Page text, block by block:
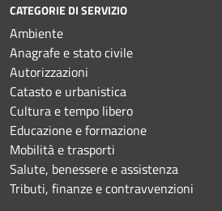
CATEGORIE DI SERVIZIO
Ambiente
Anagrafe e stato civile
Autorizzazioni
Catasto e urbanistica
Cultura e tempo libero
Educazione e formazione
Mobilità e trasporti
Salute, benessere e assistenza
Tributi, finanze e contravvenzioni